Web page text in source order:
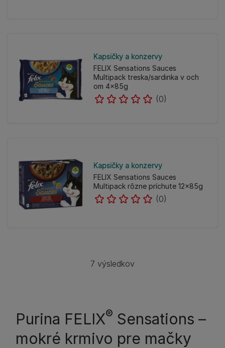
Kapsičky a konzervy
FELIX Sensations Sauces
Multipack treska/sardinka v och
om 4x85g
(0)
Kapsičky a konzervy
FELIX Sensations Sauces
Multipack rôzne príchute 12x85g
(0)
7 výsledkov
Purina FELIX® Sensations –
mokré krmivo pre mačky